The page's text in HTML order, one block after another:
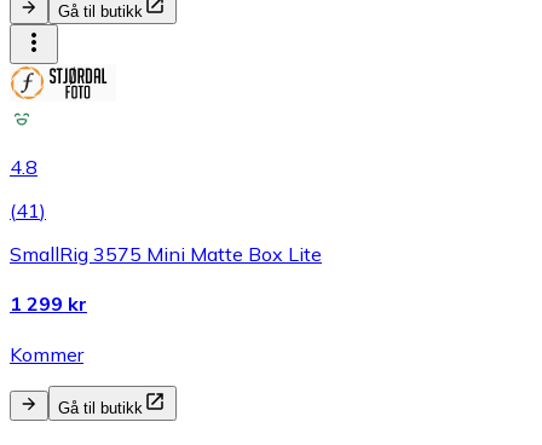
Gå til butikk
4.8
(41)
SmallRig 3575 Mini Matte Box Lite
1 299 kr
Kommer
Gå til butikk